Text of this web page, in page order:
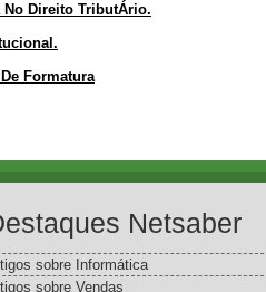
No Direito TributÁrio.
Formatura
Netsaber
sobre Informática
sobre Vendas